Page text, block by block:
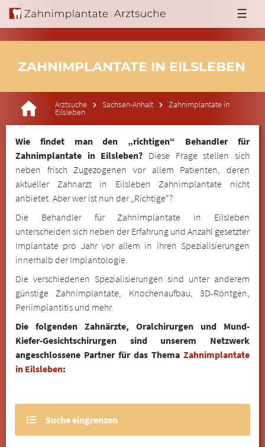
☰
ZAHNIMPLANTATE IN EILSLEBEN
Arztsuche Sachsen-Anhalt Zahnimplantate in
Eilsleben
Wie findet man den „richtigen“ Behandler für
Zahnimplantate in Eilsleben? Diese Frage stellen sich
neben frisch Zugezogenen vor allem Patienten, deren
aktueller Zahnarzt in Eilsleben Zahnimplantate nicht
anbietet. Aber wer ist nun der „Richtige“?
Die Behandler für Zahnimplantate in Eilsleben
unterscheiden sich neben der Erfahrung und Anzahl gesetzter
Implantate pro Jahr vor allem in ihren Spezialisierungen
innerhalb der Implantologie.
Die verschiedenen Spezialisierungen sind unter anderem
günstige Zahnimplantate, Knochenaufbau, 3D-Röntgen,
Periimplantitis und mehr.
Die folgenden Zahnärzte, Oralchirurgen und Mund-
Kiefer-Gesichtschirurgen sind unserem Netzwerk
angeschlossene Partner für das Thema Zahnimplantate
in Eilsleben:
Suche eingrenzen